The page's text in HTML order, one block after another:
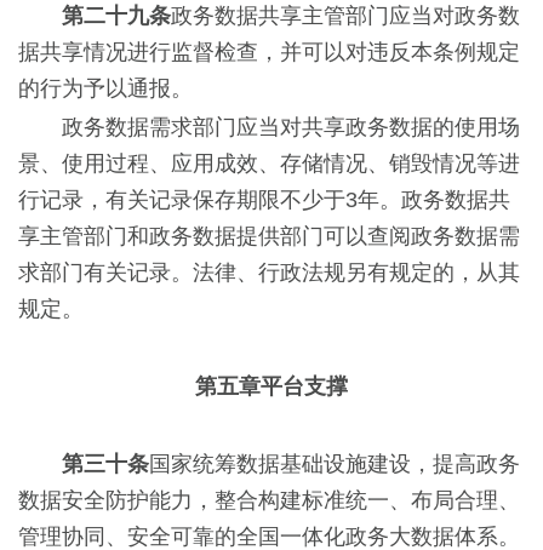
第二十九条政务数据共享主管部门应当对政务数
据共享情况进行监督检查，并可以对违反本条例规定
的行为予以通报。
政务数据需求部门应当对共享政务数据的使用场
景、使用过程、应用成效、存储情况、销毁情况等进
行记录，有关记录保存期限不少于3年。政务数据共
享主管部门和政务数据提供部门可以查阅政务数据需
求部门有关记录。法律、行政法规另有规定的，从其
规定。
第五章平台支撑
第三十条国家统筹数据基础设施建设，提高政务
数据安全防护能力，整合构建标准统一、布局合理、
管理协同、安全可靠的全国一体化政务大数据体系。